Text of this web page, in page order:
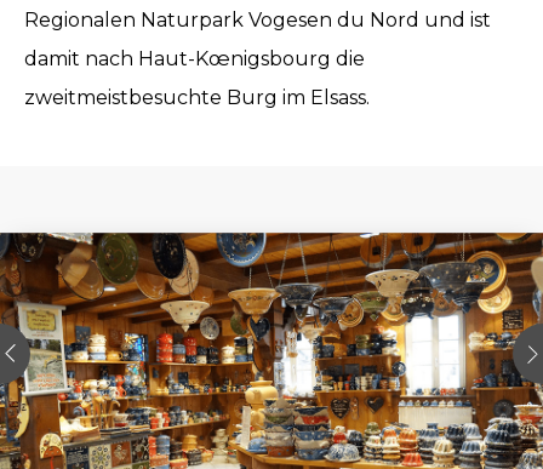
Regionalen Naturpark Vogesen du Nord und ist
damit nach Haut-Kœnigsbourg die
zweitmeistbesuchte Burg im Elsass.